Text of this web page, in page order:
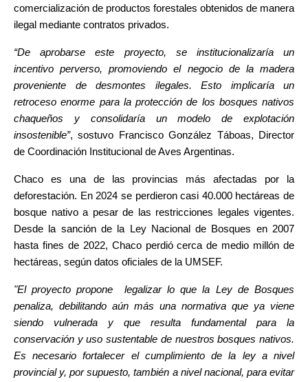
comercialización de productos forestales obtenidos de manera
ilegal mediante contratos privados.
“De aprobarse este proyecto, se institucionalizaría un
incentivo perverso, promoviendo el negocio de la madera
proveniente de desmontes ilegales. Esto implicaría un
retroceso enorme para la protección de los bosques nativos
chaqueños y consolidaría un modelo de explotación
insostenible”, sostuvo Francisco González Táboas, Director
de Coordinación Institucional de Aves Argentinas.
Chaco es una de las provincias más afectadas por la
deforestación. En 2024 se perdieron casi 40.000 hectáreas de
bosque nativo a pesar de las restricciones legales vigentes.
Desde la sanción de la Ley Nacional de Bosques en 2007
hasta fines de 2022, Chaco perdió cerca de medio millón de
hectáreas, según datos oficiales de la UMSEF.
"El proyecto propone  legalizar lo que la Ley de Bosques
penaliza, debilitando aún más una normativa que ya viene
siendo vulnerada y que resulta fundamental para la
conservación y uso sustentable de nuestros bosques nativos.
Es necesario fortalecer el cumplimiento de la ley a nivel
provincial y, por supuesto, también a nivel nacional, para evitar